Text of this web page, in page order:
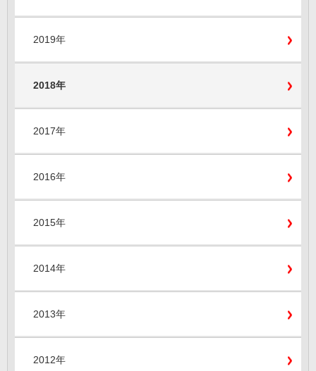
2019年
2018年
2017年
2016年
2015年
2014年
2013年
2012年